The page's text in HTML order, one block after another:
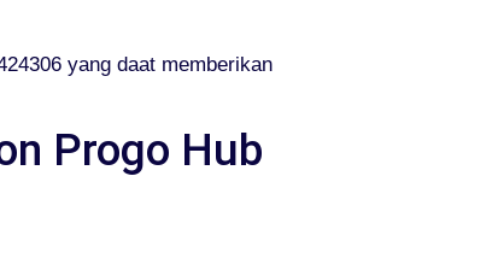
yang daat memberikan
Progo Hub